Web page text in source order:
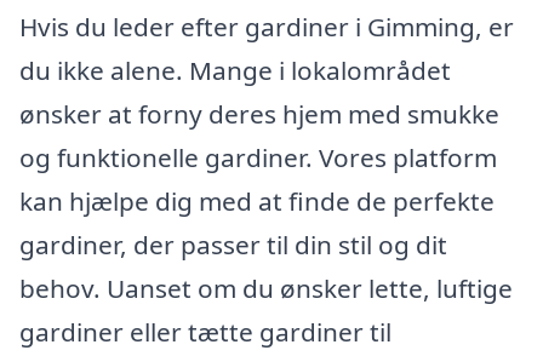
Hvis du leder efter gardiner i Gimming, er
du ikke alene. Mange i lokalområdet
ønsker at forny deres hjem med smukke
og funktionelle gardiner. Vores platform
kan hjælpe dig med at finde de perfekte
gardiner, der passer til din stil og dit
behov. Uanset om du ønsker lette, luftige
gardiner eller tætte gardiner til